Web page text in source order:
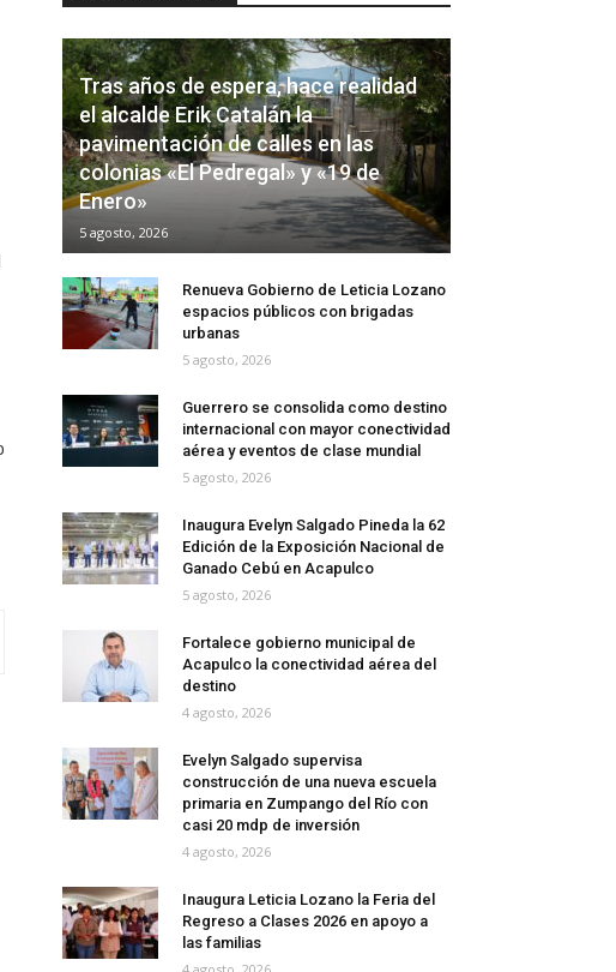
Tras años de espera, hace realidad
el alcalde Erik Catalán la
pavimentación de calles en las
colonias «El Pedregal» y «19 de
Enero»
5 agosto, 2026
Renueva Gobierno de Leticia Lozano
espacios públicos con brigadas
urbanas
5 agosto, 2026
Guerrero se consolida como destino
internacional con mayor conectividad
aérea y eventos de clase mundial
5 agosto, 2026
Inaugura Evelyn Salgado Pineda la 62
Edición de la Exposición Nacional de
Ganado Cebú en Acapulco
5 agosto, 2026
Fortalece gobierno municipal de
Acapulco la conectividad aérea del
destino
4 agosto, 2026
Evelyn Salgado supervisa
construcción de una nueva escuela
primaria en Zumpango del Río con
casi 20 mdp de inversión
4 agosto, 2026
Inaugura Leticia Lozano la Feria del
Regreso a Clases 2026 en apoyo a
las familias